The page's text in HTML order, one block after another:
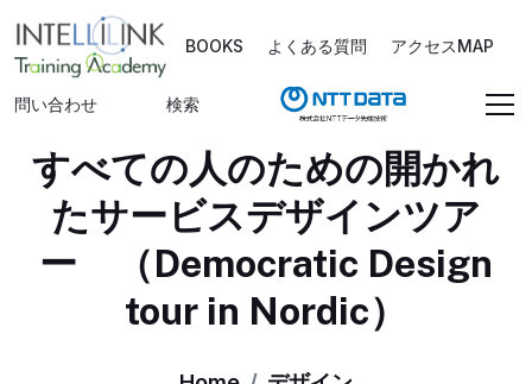
BOOKS よくある質問 アクセスMAP
問い合わせ 検索
すべての人のための開かれ
たサービスデザインツア
ー （Democratic Design
tour in Nordic）